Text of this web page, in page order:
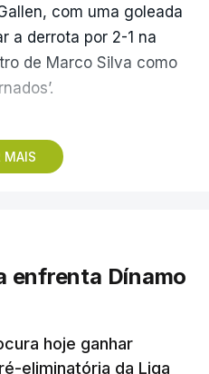
MAIS
com uma goleada
a derrota por 2-1 na
de Marco Silva como
ter agora o vice-
o português Cláudio
austríacos do Sturm
6-0.
o derrotado do
dinamarquês, ou
enfrenta Dínamo
hoje ganhar
eliminatória da Liga